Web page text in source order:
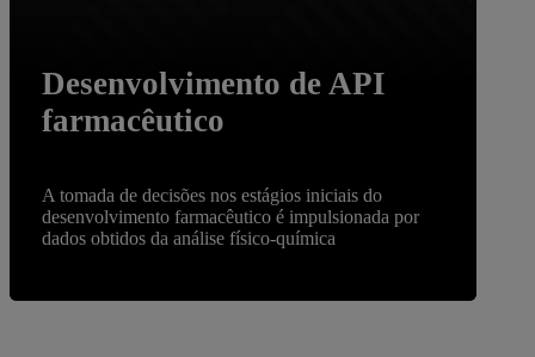
Desenvolvimento de API
farmacêutico
A tomada de decisões nos estágios iniciais do
desenvolvimento farmacêutico é impulsionada por
dados obtidos da análise físico-química